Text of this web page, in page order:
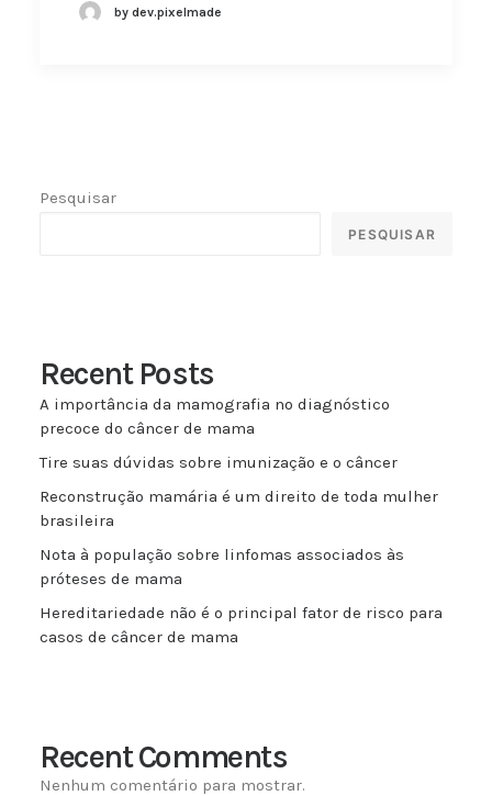
by dev.pixelmade
Pesquisar
PESQUISAR
Recent Posts
A importância da mamografia no diagnóstico
precoce do câncer de mama
Tire suas dúvidas sobre imunização e o câncer
Reconstrução mamária é um direito de toda mulher
brasileira
Nota à população sobre linfomas associados às
próteses de mama
Hereditariedade não é o principal fator de risco para
casos de câncer de mama
Recent Comments
Nenhum comentário para mostrar.